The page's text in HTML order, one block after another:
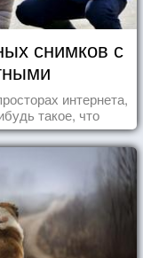
снимков с
интернета,
такое, что
удивиться,